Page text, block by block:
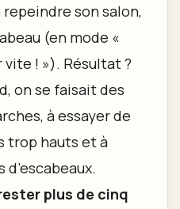
repeindre son salon,
(en mode «
vite ! »). Résultat ?
on se faisait des
à essayer de
trop hauts et à
plus de cinq